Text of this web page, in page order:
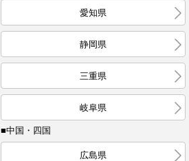
愛知県
静岡県
三重県
岐阜県
■中国・四国
広島県